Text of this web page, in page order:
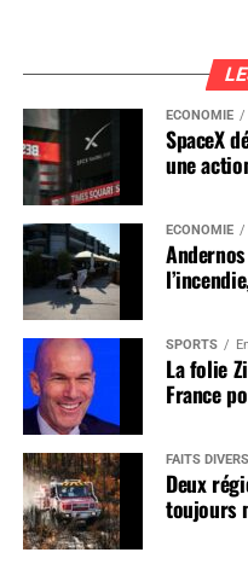
ÉCONOMIE
SpaceX
une
ÉCONOMIE
SPORTS
La folie
France
FAITS DIVERS
Deux
toujours